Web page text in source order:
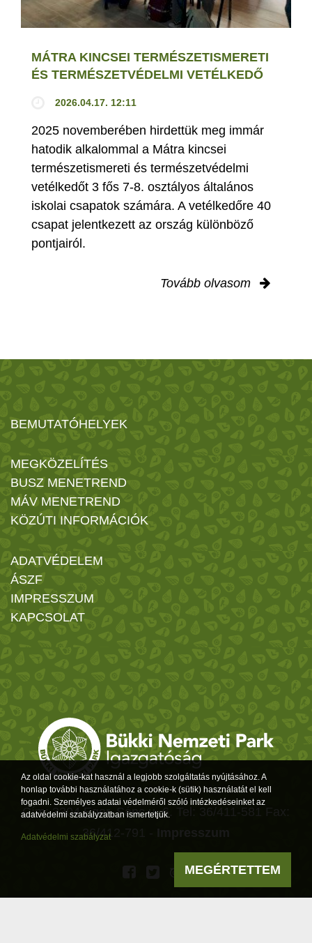
MÁTRA KINCSEI TERMÉSZETISMERETI
ÉS TERMÉSZETVÉDELMI VETÉLKEDŐ
2026.04.17. 12:11
2025 novemberében hirdettük meg immár
hatodik alkalommal a Mátra kincsei
természetismereti és természetvédelmi
vetélkedőt 3 fős 7-8. osztályos általános
iskolai csapatok számára. A vetélkedőre 40
csapat jelentkezett az ország különböző
pontjairól.
Tovább olvasom
BEMUTATÓHELYEK
MEGKÖZELÍTÉS
BUSZ MENETREND
MÁV MENETREND
KÖZÚTI INFORMÁCIÓK
ADATVÉDELEM
ÁSZF
IMPRESSZUM
KAPCSOLAT
Cím: 3304 Eger, Sánc u. 6. Tel: 36/411-581 Fax:
36/412-791 -
Az oldal cookie-kat használ a legjobb szolgáltatás nyújtásához. A
honlap további használatához a cookie-k (sütik) használatát el kell
fogadni. Személyes adatai védelméről szóló intézkedéseinket az
adatvédelmi szabályzatban ismertetjük.
Adatvédelmi szabályzat
MEGÉRTETTEM